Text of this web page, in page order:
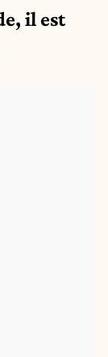
il est